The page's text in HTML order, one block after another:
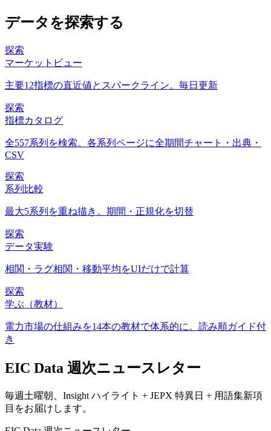
データを探索する
探索
マーケットビュー
主要12指標の直近値とスパークライン。毎日更新
探索
指標カタログ
全557系列を検索。各系列ページに全期間チャート・出典・
CSV
探索
系列比較
最大5系列を重ね描き。期間・正規化を切替
探索
データ実験
相関・ラグ相関・移動平均をUIだけで計算
探索
学ぶ（教材）
電力市場の仕組みを14本の教材で体系的に。読み順ガイド付
き
EIC Data 週次ニュースレター
毎週土曜朝、Insight ハイライト + JEPX 特異日 + 用語集新項
目をお届けします。